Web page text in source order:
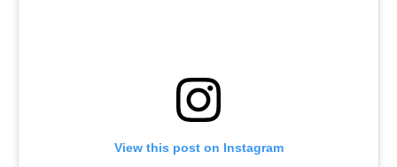
View this post on Instagram